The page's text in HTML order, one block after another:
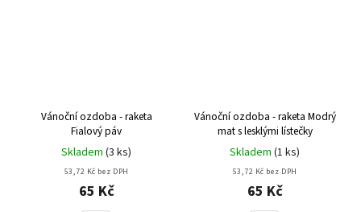
Vánoční ozdoba - raketa
Fialový páv
Skladem (3 ks)
53,72 Kč bez DPH
65 Kč
Vánoční ozdoba - raketa Modrý
mat s lesklými lístečky
Skladem (1 ks)
53,72 Kč bez DPH
65 Kč